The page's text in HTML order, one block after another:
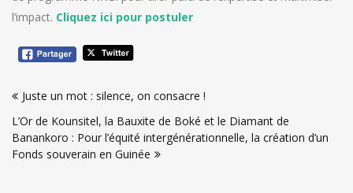
l’impact. Cliquez ici pour postuler
de
l’article
Juste un mot : silence, on consacre !
L’Or de Kounsitel, la Bauxite de Boké et le Diamant de
Banankoro : Pour l’équité intergénérationnelle, la création d’un
Fonds souverain en Guinée